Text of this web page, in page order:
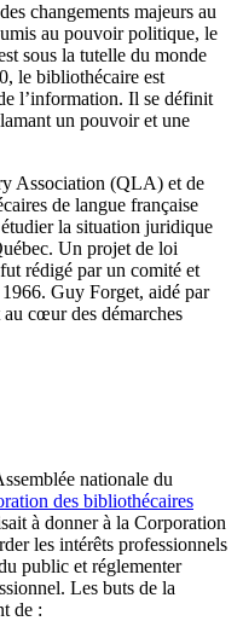
changements majeurs au
au pouvoir politique, le
sous la tutelle du monde
le bibliothécaire est
l’information. Il se définit
un pouvoir et une
Association (QLA) et de
de langue française
la situation juridique
Un projet de loi
rédigé par un comité et
Guy Forget, aidé par
cœur des démarches
nationale du
des bibliothécaires
à donner à la Corporation
les intérêts professionnels
public et réglementer
Les buts de la
de :